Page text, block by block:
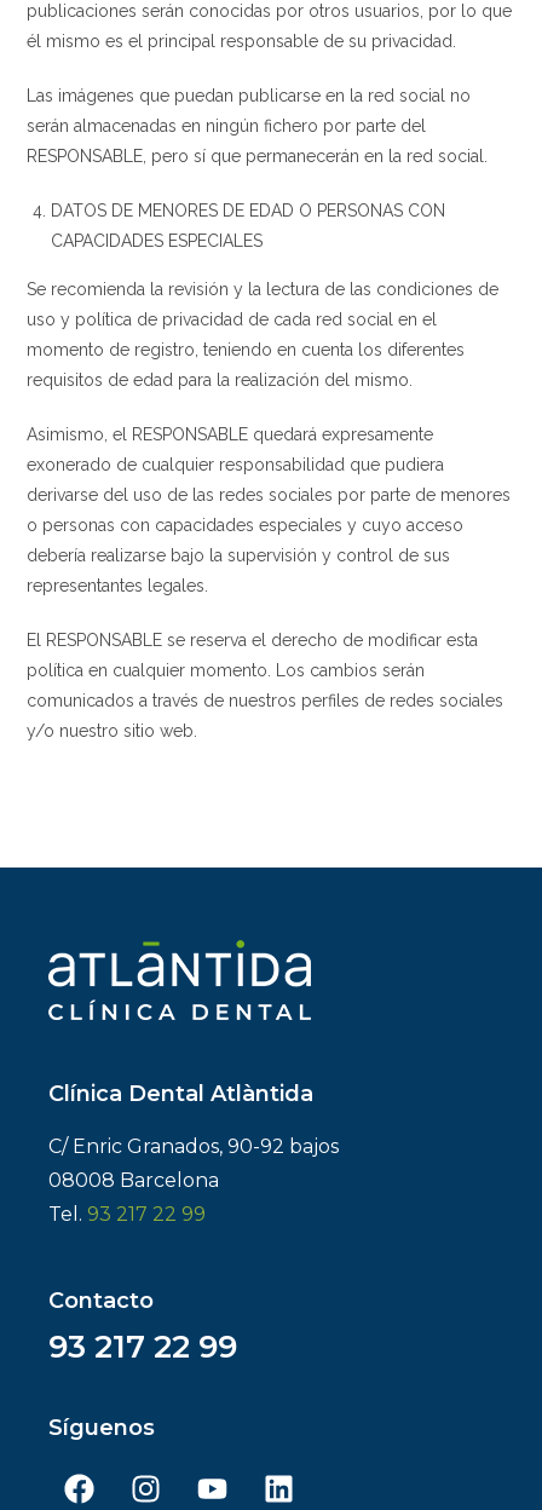
publicaciones serán conocidas por otros usuarios, por lo que
él mismo es el principal responsable de su privacidad.
Las imágenes que puedan publicarse en la red social no
serán almacenadas en ningún fichero por parte del
RESPONSABLE, pero sí que permanecerán en la red social.
DATOS DE MENORES DE EDAD O PERSONAS CON
CAPACIDADES ESPECIALES
Se recomienda la revisión y la lectura de las condiciones de
uso y política de privacidad de cada red social en el
momento de registro, teniendo en cuenta los diferentes
requisitos de edad para la realización del mismo.
Asimismo, el RESPONSABLE quedará expresamente
exonerado de cualquier responsabilidad que pudiera
derivarse del uso de las redes sociales por parte de menores
o personas con capacidades especiales y cuyo acceso
debería realizarse bajo la supervisión y control de sus
representantes legales.
El RESPONSABLE se reserva el derecho de modificar esta
política en cualquier momento. Los cambios serán
comunicados a través de nuestros perfiles de redes sociales
y/o nuestro sitio web.
Clínica Dental Atlàntida
C/ Enric Granados, 90-92 bajos
08008 Barcelona
Tel. 93 217 22 99
Contacto
93 217 22 99
Síguenos